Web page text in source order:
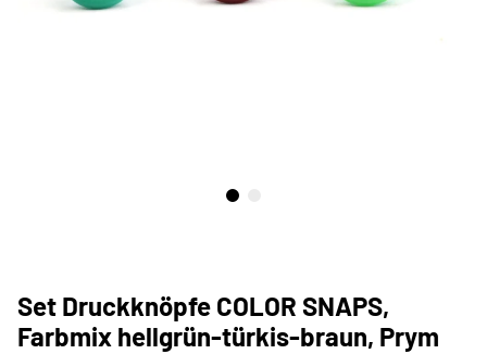
Set Druckknöpfe COLOR SNAPS,
Farbmix hellgrün-türkis-braun, Prym